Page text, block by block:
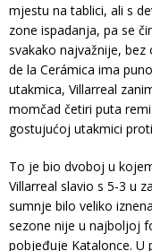
mjestu na tablici, ali s
zone ispadanja, pa se
svakako najvažnije, bez
de la Cerámica ima
utakmica, Villarreal
momčad četiri puta
gostujućoj utakmici
To je bio dvoboj u
Villarreal slavio s 5-3 u
sumnje bilo veliko
sezone nije u najboljoj
pobjeđuje Katalonce. U